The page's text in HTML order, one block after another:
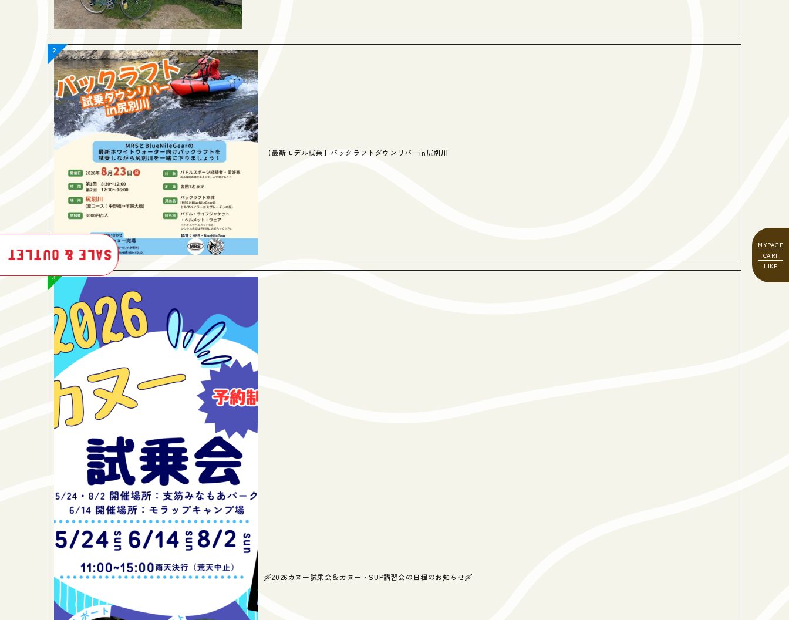
【最新モデル試乗】パックラフトダウンリバーin尻別川
🛶2026カヌー試乗会＆カヌー・SUP講習会の日程のお知らせ🛶
SALE & OUTLET